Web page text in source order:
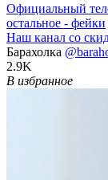
Официальный
остальное - фейки
Наш канал со
Барахолка
2.9K
В избранное